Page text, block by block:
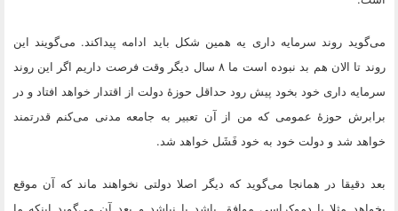
می‌گوید روند سرمایه داری یه همین شکل باید ادامه پیداکند. می‌گویند این
روند تا الان هم بد نبوده است ما ۸ سال دیگر وقت فرصت داریم اگر این روند
سرمایه داری خود بخود پیش رود حداقل حوزهٔ دولت از اقتدار خواهد افتاد و در
برابرش حوزهٔ عمومی که من از آن تعبیر به جامعه مدنی می‌کنم قدرتمند
خواهد شد و دولت خود به خود فَشَل خواهد شد.
بعد دقیقا در همانجا می‌گوید که دیگر اصلا دولتی نخواهند ماند که آن موقع